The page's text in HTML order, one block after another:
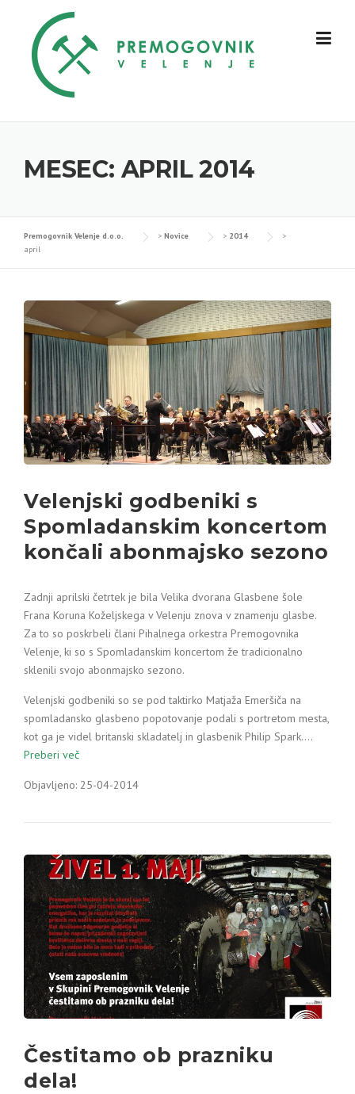
content
MESEC: APRIL 2014
Premogovnik Velenje d.o.o. > Novice > 2014
>
april
Velenjski godbeniki s
Spomladanskim koncertom
končali abonmajsko sezono
Zadnji aprilski četrtek je bila Velika dvorana Glasbene šole
Frana Koruna Koželjskega v Velenju znova v znamenju glasbe.
Za to so poskrbeli člani Pihalnega orkestra Premogovnika
Velenje, ki so s Spomladanskim koncertom že tradicionalno
sklenili svojo abonmajsko sezono.
Velenjski godbeniki so se pod taktirko Matjaža Emeršiča na
spomladansko glasbeno popotovanje podali s portretom mesta,
kot ga je videl britanski skladatelj in glasbenik Philip Spark.…
Preberi več
Objavljeno: 25-04-2014
Čestitamo ob prazniku
dela!